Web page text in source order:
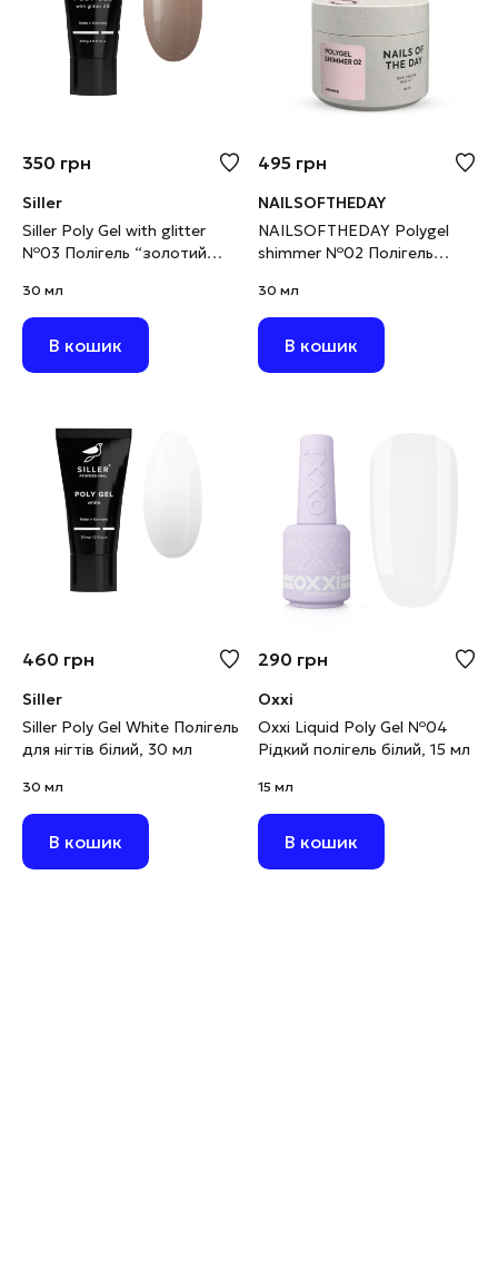
350 грн
Siller
Siller Poly Gel with glitter
№03 Полігель “золотий
(виводиться)
30 мл
В кошик
495 грн
NAILSOFTHEDAY
NAILSOFTHEDAY Polygel
shimmer №02 Полігель
дрібнозернистий, 30 г
30 мл
В кошик
460 грн
Siller
Siller Poly Gel White Полігель
для нігтів білий, 30 мл
30 мл
В кошик
290 грн
Oxxi
Oxxi Liquid Poly Gel №04
Рідкий полігель білий, 15 мл
15 мл
В кошик